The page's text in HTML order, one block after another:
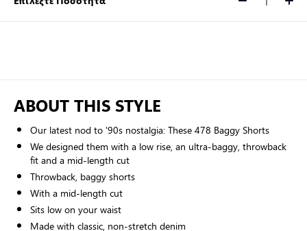
Ποσότητα
ABOUT THIS STYLE
Our latest nod to '90s nostalgia: These 478 Baggy Shorts
We designed them with a low rise, an ultra-baggy, throwback
fit and a mid-length cut
Throwback, baggy shorts
With a mid-length cut
Sits low on your waist
Made with classic, non-stretch denim